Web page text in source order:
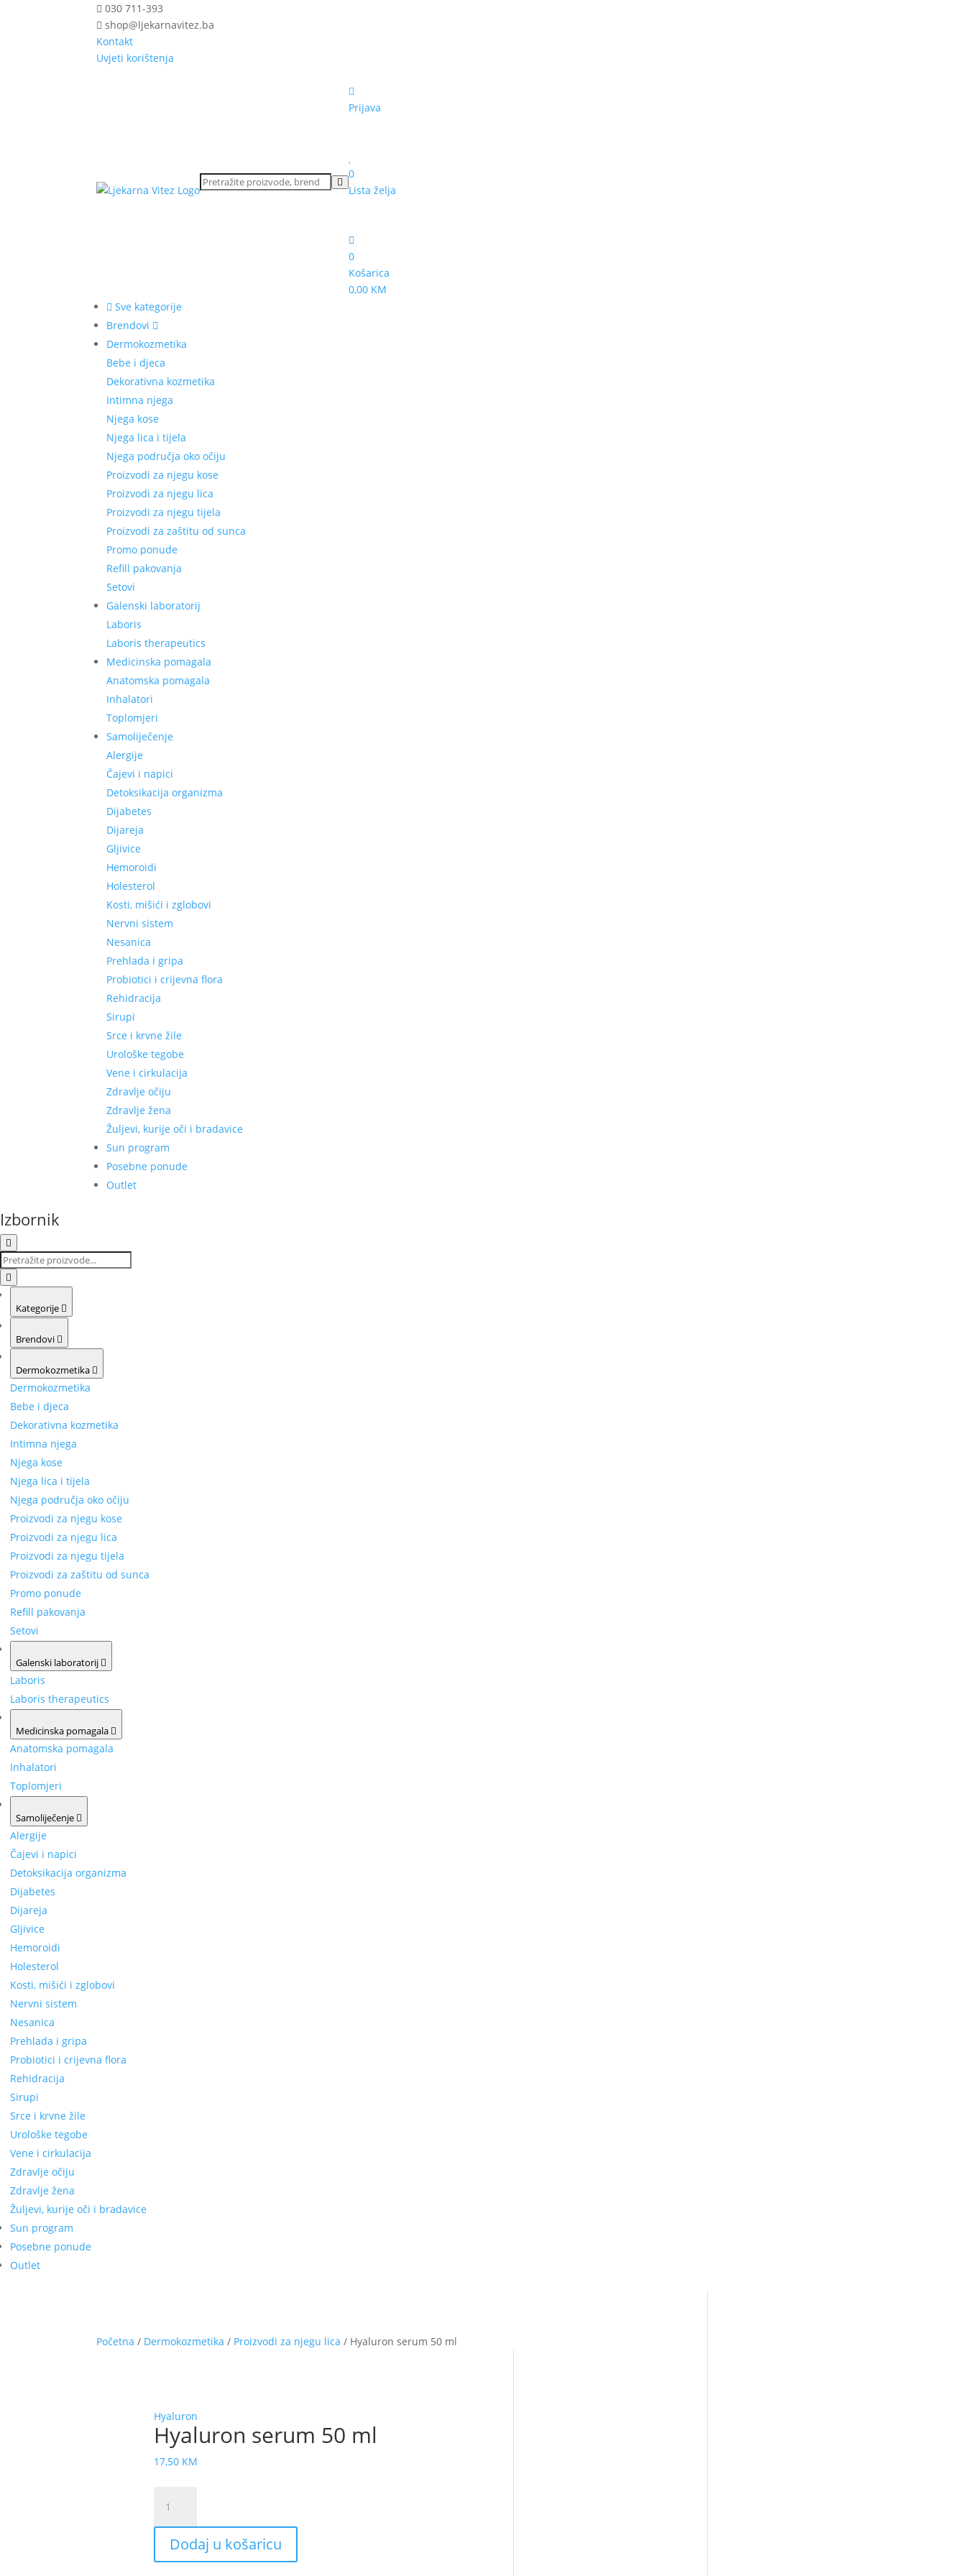
030 711-393
shop@ljekarnavitez.ba
Kontakt
Uvjeti korištenja
Prijava
0
Lista želja
0
Košarica
0,00 KM
Sve kategorije
Brendovi
Dermokozmetika
Bebe i djeca
Dekorativna kozmetika
Intimna njega
Njega kose
Njega lica i tijela
Njega područja oko očiju
Proizvodi za njegu kose
Proizvodi za njegu lica
Proizvodi za njegu tijela
Proizvodi za zaštitu od sunca
Promo ponude
Refill pakovanja
Setovi
Galenski laboratorij
Laboris
Laboris therapeutics
Medicinska pomagala
Anatomska pomagala
Inhalatori
Toplomjeri
Samoliječenje
Alergije
Čajevi i napici
Detoksikacija organizma
Dijabetes
Dijareja
Gljivice
Hemoroidi
Holesterol
Kosti, mišići i zglobovi
Nervni sistem
Nesanica
Prehlada i gripa
Probiotici i crijevna flora
Rehidracija
Sirupi
Srce i krvne žile
Urološke tegobe
Vene i cirkulacija
Zdravlje očiju
Zdravlje žena
Žuljevi, kurije oči i bradavice
Sun program
Posebne ponude
Outlet
Izbornik
Kategorije
Brendovi
Dermokozmetika
Dermokozmetika
Bebe i djeca
Dekorativna kozmetika
Intimna njega
Njega kose
Njega lica i tijela
Njega područja oko očiju
Proizvodi za njegu kose
Proizvodi za njegu lica
Proizvodi za njegu tijela
Proizvodi za zaštitu od sunca
Promo ponude
Refill pakovanja
Setovi
Galenski laboratorij
Laboris
Laboris therapeutics
Medicinska pomagala
Anatomska pomagala
Inhalatori
Toplomjeri
Samoliječenje
Alergije
Čajevi i napici
Detoksikacija organizma
Dijabetes
Dijareja
Gljivice
Hemoroidi
Holesterol
Kosti, mišići i zglobovi
Nervni sistem
Nesanica
Prehlada i gripa
Probiotici i crijevna flora
Rehidracija
Sirupi
Srce i krvne žile
Urološke tegobe
Vene i cirkulacija
Zdravlje očiju
Zdravlje žena
Žuljevi, kurije oči i bradavice
Sun program
Posebne ponude
Outlet
Početna / Dermokozmetika / Proizvodi za njegu lica / Hyaluron serum 50 ml
Hyaluron
Hyaluron serum 50 ml
17,50 KM
serum
50
količina
Dodaj u košaricu